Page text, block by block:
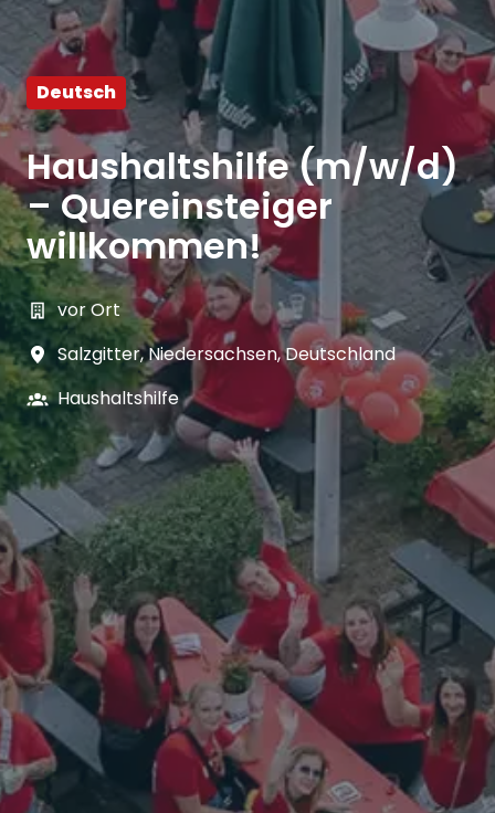
Deutsch
Haushaltshilfe (m/w/d)
– Quereinsteiger
willkommen!
vor Ort
Salzgitter,Niedersachsen,Deutschland
Haushaltshilfe